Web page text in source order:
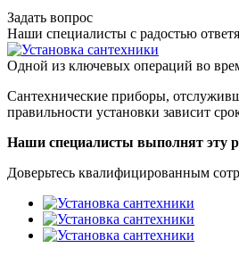
Задать вопрос
Наши специалисты с радостью
Одной из ключевых операций во
Cантехнические приборы,
правильности установки зависит
Наши специалисты выполнят эту
Доверьтесь квалифицированным